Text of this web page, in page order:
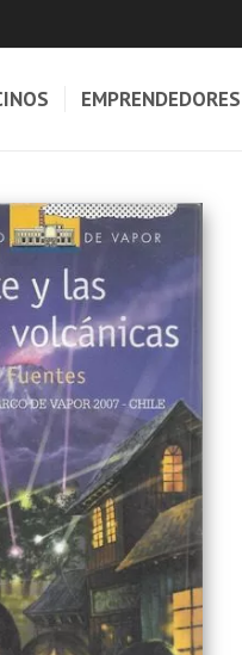
EMPRENDEDORES